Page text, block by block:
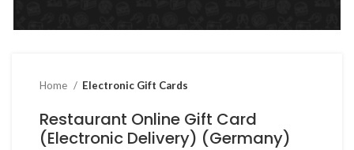
Home Electronic Gift Cards
Restaurant Online Gift Card
(Electronic Delivery) (Germany)